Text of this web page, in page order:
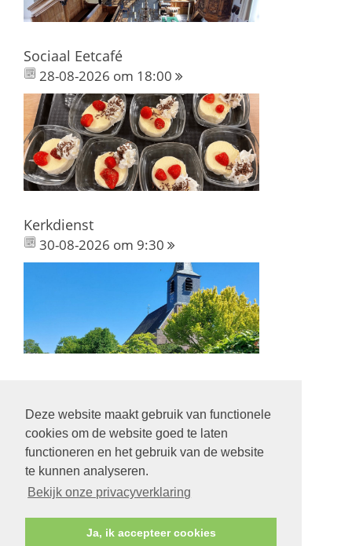
Deze website maakt gebruik van functionele
cookies om de website goed te laten
functioneren en het gebruik van de website
te kunnen analyseren.
Bekijk onze privacyverklaring
Ja, ik accepteer cookies
Sociaal Eetcafé
28-08-2026 om 18:00
Kerkdienst
30-08-2026 om 9:30
Volg ons op:
© Protestantse Gemeente Hurdegaryp